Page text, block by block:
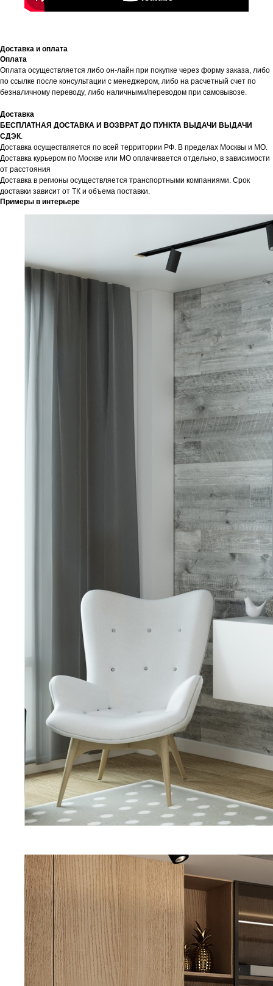
Доставка и оплата
Оплата
Оплата осуществляется либо он-лайн при покупке через форму заказа, либо
по ссылке после консультации с менеджером, либо на расчетный счет по
безналичному переводу, либо наличными/переводом при самовывозе.
Доставка
БЕСПЛАТНАЯ ДОСТАВКА И ВОЗВРАТ ДО ПУНКТА ВЫДАЧИ ВЫДАЧИ
СДЭК.
Доставка осуществляется по всей территории РФ. В пределах Москвы и МО.
Доставка курьером по Москве или МО оплачивается отдельно, в зависимости
от расстояния
Доставка в регионы осуществляется транспортными компаниями. Срок
доставки зависит от ТК и объема поставки.
Примеры в интерьере